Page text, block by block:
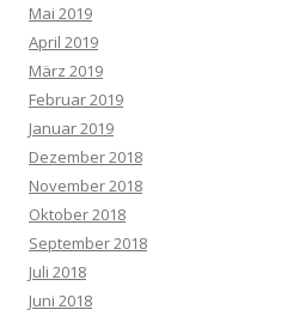
Mai 2019
April 2019
März 2019
Februar 2019
Januar 2019
Dezember 2018
November 2018
Oktober 2018
September 2018
Juli 2018
Juni 2018